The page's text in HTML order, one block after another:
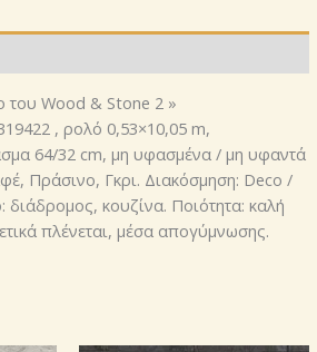
του Wood & Stone 2 »
, ρολό 0,53×10,05 m,
64/32 cm, μη υφασμένα / μη υφαντά
Πράσινο, Γκρι. Διακόσμηση: Deco /
κουζίνα. Ποιότητα: καλή
πλένεται, μέσα απογύμνωσης.